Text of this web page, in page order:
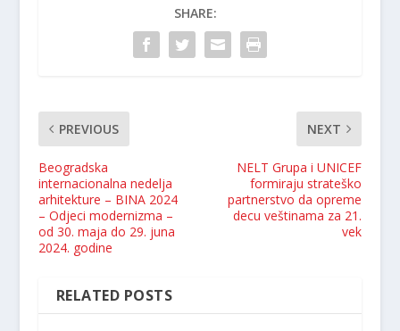
SHARE:
PREVIOUS
Beogradska
internacionalna nedelja
arhitekture – BINA 2024
– Odjeci modernizma –
od 30. maja do 29. juna
2024. godine
NEXT
NELT Grupa i UNICEF
formiraju strateško
partnerstvo da opreme
decu veštinama za 21.
vek
RELATED POSTS